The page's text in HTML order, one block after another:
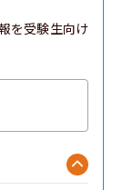
を受験生向け